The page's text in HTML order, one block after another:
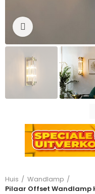
Huis
Wandlamp
Pilaar Offset Wandlamp